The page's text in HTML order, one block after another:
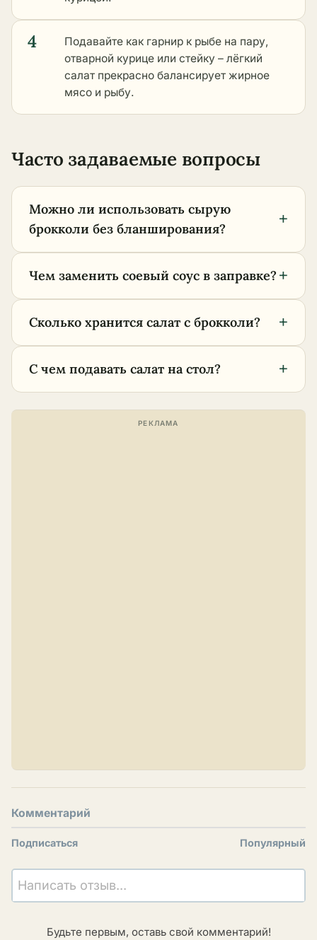
4
Подавайте как гарнир к рыбе на пару,
отварной курице или стейку – лёгкий
салат прекрасно балансирует жирное
мясо и рыбу.
Часто задаваемые вопросы
Можно ли использовать сырую
брокколи без бланширования?
+
Чем заменить соевый соус в заправке? +
Сколько хранится салат с брокколи? +
С чем подавать салат на стол? +
Комментарий
Подписаться Популярный
Написать отзыв...
Будьте первым, оставь свой комментарий!